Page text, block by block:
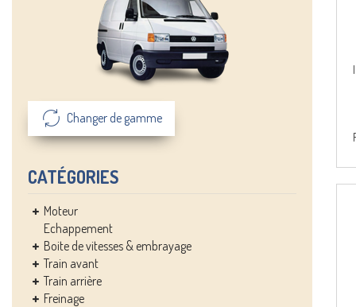
Changer de gamme
CATÉGORIES
Moteur
Echappement
Boite de vitesses & embrayage
Train avant
Train arrière
Freinage